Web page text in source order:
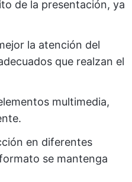
de la presentación, ya
la atención del
que realzan el
multimedia,
en diferentes
se mantenga